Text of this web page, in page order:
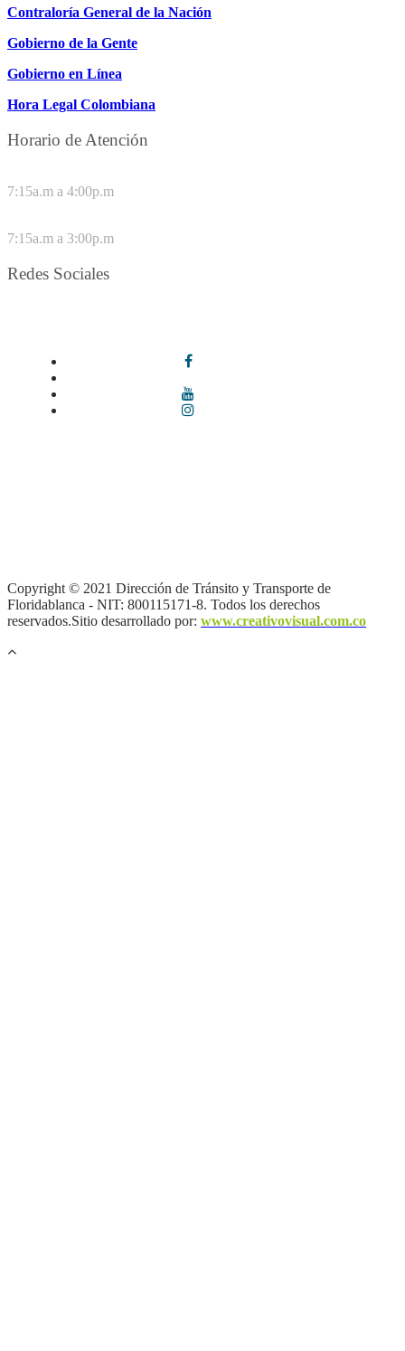
Contraloría General de la Nación
Gobierno de la Gente
Gobierno en Línea
Hora Legal Colombiana
Horario de Atención
7:15a.m a 4:00p.m
7:15a.m a 3:00p.m
Redes Sociales
Copyright © 2021 Dirección de Tránsito y Transporte de
Floridablanca - NIT: 800115171-8. Todos los derechos
reservados.Sitio desarrollado por: www.creativovisual.com.co